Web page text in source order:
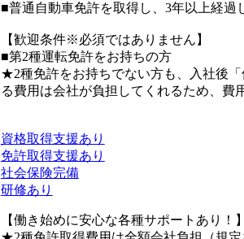
■普通自動車免許を取得し、3年以上経過
【歓迎条件※必須ではありません】
■第2種運転免許をお持ちの方
★2種免許をお持ちでない方も、入社後
る費用は会社が負担してくれるため、費
資格取得支援あり
免許取得支援あり
社会保険完備
研修あり
【働き始めに安心な各種サポートあり！】